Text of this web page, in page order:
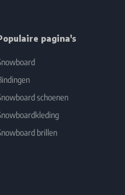
pagina's
schoenen
brillen